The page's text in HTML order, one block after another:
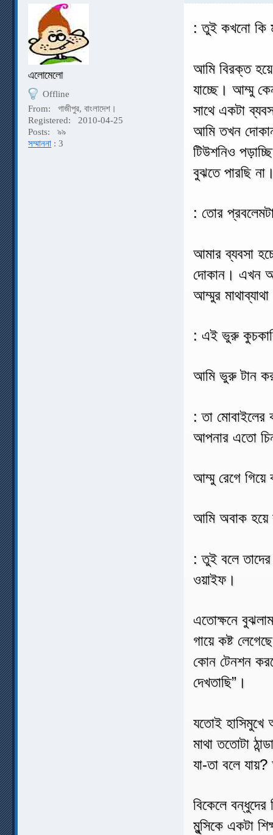
এলোমেলো
Offline
From:
গাজীপুর, বাংলাদেশ।
Registered:
2010-04-25
Posts:
৯৯
সম্মাননা : 3
: তুই কখনো কি
আমি বিরক্ত
যাচ্ছে। আম্মু
সাথে একটা
আমি তখন
টিউশনিও
বুঝতে পারছি
: তোর
আমার ব্যবসা
দোকান। এখন
আম্মুর
: এই ভুরু
আমি ভুরু টান
: তা মোবাইলের
আপনার এতো
আম্মু রেগে
আমি অবাক হয়ে
: তুই বলে
ওয়াইফ।
এতোক্ষনে
গায়ে কষ্ট
কোন টেনশন
দেখতাছি”।
যতোই হাসিমুখে
মাথা ততোটা
যা-তা বলে
বিকেলে
মুন্সিকে একটা